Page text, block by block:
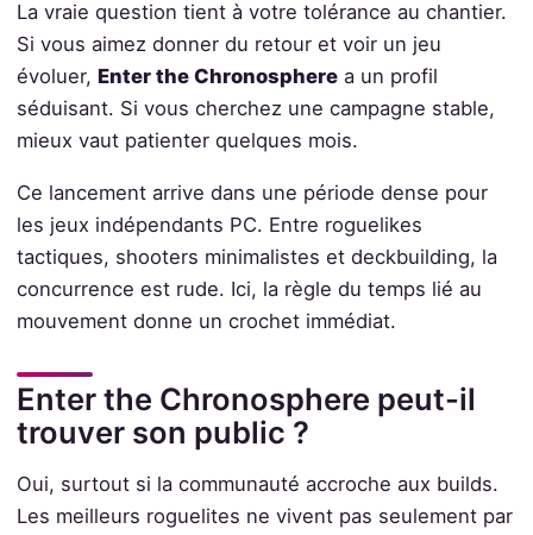
La vraie question tient à votre tolérance au chantier.
Si vous aimez donner du retour et voir un jeu
évoluer, Enter the Chronospherea un profil
séduisant. Si vous cherchez une campagne stable,
mieux vaut patienter quelques mois.
Ce lancement arrive dans une période dense pour
les jeux indépendants PC. Entre roguelikes
tactiques, shooters minimalistes et deckbuilding, la
concurrence est rude. Ici, la règle du temps lié au
mouvement donne un crochet immédiat.
Enter the Chronosphere peut-il
trouver son public ?
Oui, surtout si la communauté accroche aux builds.
Les meilleurs roguelites ne vivent pas seulement par